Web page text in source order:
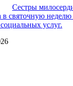
Сестры
в святочную
услуг.